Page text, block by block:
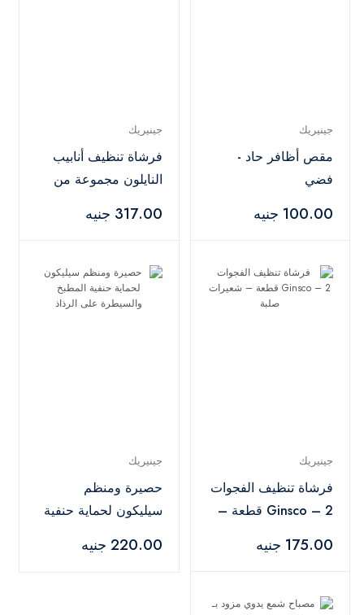
جينيريك
مقص أظافر حاد -
فضي
100.00 جنيه
جينيريك
فرشاة تنظيف أنابيب
النايلون مجموعة من
317.00 جنيه
جينيريك
فرشاة تنظيف الفجوات
Ginsco – 2 قطعة –
175.00 جنيه
جينيريك
حصيرة ومنظم
سيليكون لحماية حنفية
الرذاذ
220.00 جنيه